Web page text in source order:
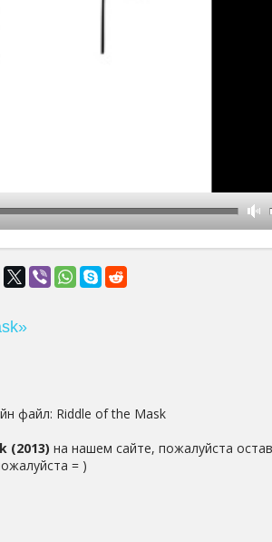
файл: Riddle of the Mask
(2013) на нашем сайте, пожалуйста
= )